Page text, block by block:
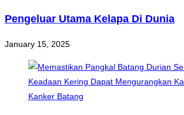
Pengeluar Utama Kelapa Di Dunia
January 15, 2025